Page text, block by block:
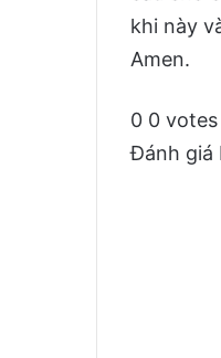
khi này
Amen.
0 0 votes
Đánh giá